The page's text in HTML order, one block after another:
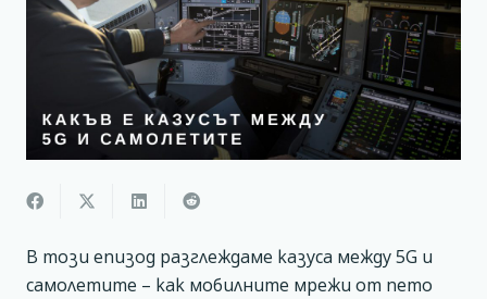
В този епизод разглеждаме казуса между 5G и
самолетите – как мобилните мрежи от пето